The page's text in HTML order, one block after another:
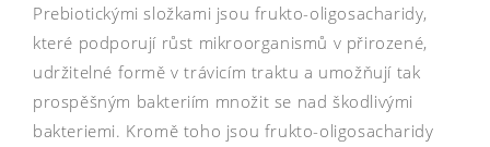
Prebiotickými složkami jsou frukto-oligosacharidy,
které podporují růst mikroorganismů v přirozené,
udržitelné formě v trávicím traktu a umožňují tak
prospěšným bakteriím množit se nad škodlivými
bakteriemi. Kromě toho jsou frukto-oligosacharidy